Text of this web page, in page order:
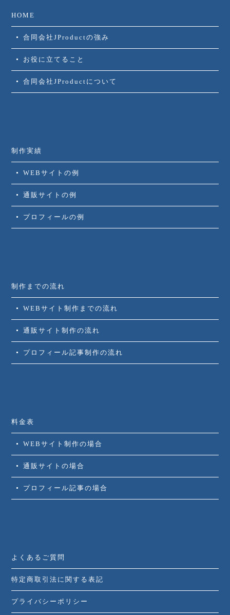
HOME
合同会社JProductの強み
お役に立てること
合同会社JProductについて
制作実績
WEBサイトの例
通販サイトの例
プロフィールの例
制作までの流れ
WEBサイト制作までの流れ
通販サイト制作の流れ
プロフィール記事制作の流れ
料金表
WEBサイト制作の場合
通販サイトの場合
プロフィール記事の場合
よくあるご質問
特定商取引法に関する表記
プライバシーポリシー